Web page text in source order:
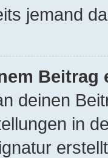
jemand
deinen
in